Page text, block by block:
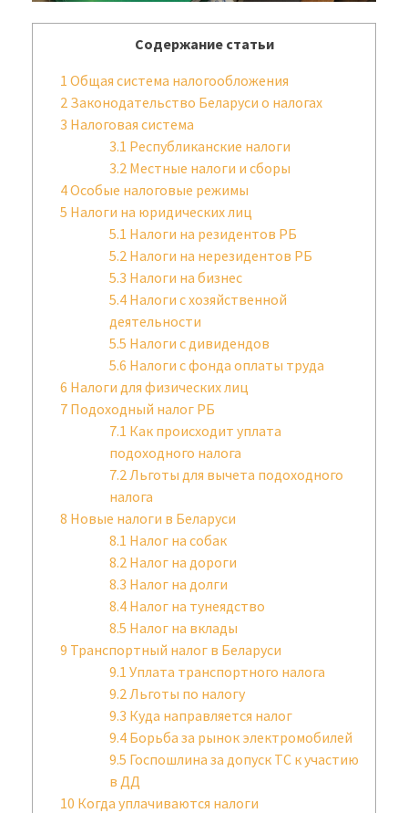
Содержание статьи
1 Общая система налогообложения
2 Законодательство Беларуси о налогах
3 Налоговая система
3.1 Республиканские налоги
3.2 Местные налоги и сборы
4Особые налоговые режимы
5 Налоги на юридических лиц
5.1 Налоги на резидентов РБ
5.2 Налоги на нерезидентов РБ
5.3 Налоги на бизнес
5.4 Налоги с хозяйственной
деятельности
5.5 Налоги с дивидендов
5.6 Налоги с фонда оплаты труда
6 Налоги для физических лиц
7 Подоходный налог РБ
7.1 Как происходит уплата
подоходного налога
7.2Льготы для вычета подоходного
налога
8 Новые налоги в Беларуси
8.1 Налог на собак
8.2 Налог на дороги
8.3 Налог на долги
8.4 Налог на тунеядство
8.5 Налог на вклады
9 Транспортный налог в Беларуси
9.1 Уплата транспортного налога
9.2Льготы по налогу
9.3 Куда направляется налог
9.4 Борьба за рынок электромобилей
9.5 Госпошлина за допуск ТС к участию
в ДД
10 Когда уплачиваются налоги